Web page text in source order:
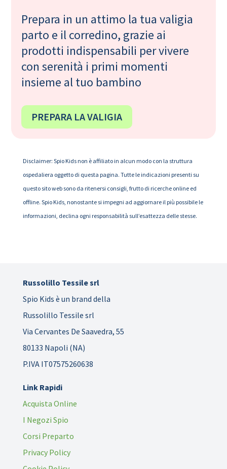
Prepara in un attimo la tua valigia
parto e il corredino, grazie ai
prodotti indispensabili per vivere
con serenità i primi momenti
insieme al tuo bambino
PREPARA LA VALIGIA
Disclaimer: Spio Kids non è affiliato in alcun modo con la struttura
ospedaliera oggetto di questa pagina. Tutte le indicazioni presenti su
questo sito web sono da ritenersi consigli, frutto di ricerche online ed
offline. Spio Kids, nonostante si impegni ad aggiornare il più possibile le
informazioni, declina ogni responsabilità sull’esattezza delle stesse.
Russolillo Tessile srl
Spio Kids è un brand della
Russolillo Tessile srl
Via Cervantes De Saavedra, 55
80133 Napoli (NA)
P.IVA IT07575260638
Link Rapidi
Acquista Online
I Negozi Spio
Corsi Preparto
Privacy Policy